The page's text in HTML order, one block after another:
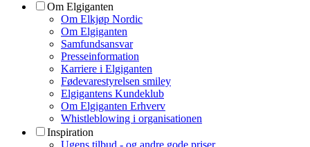
Om Elgiganten
Om Elkjøp Nordic
Om Elgiganten
Samfundsansvar
Presseinformation
Karriere i Elgiganten
Fødevarestyrelsen smiley
Elgigantens Kundeklub
Om Elgiganten Erhverv
Whistleblowing i organisationen
Inspiration
Ugens tilbud - og andre gode priser